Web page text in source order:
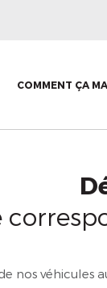
COMMENT ÇA
nos véhicules